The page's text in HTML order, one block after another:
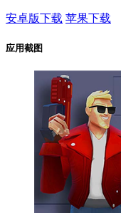
安卓版下载 苹果下载
应用截图